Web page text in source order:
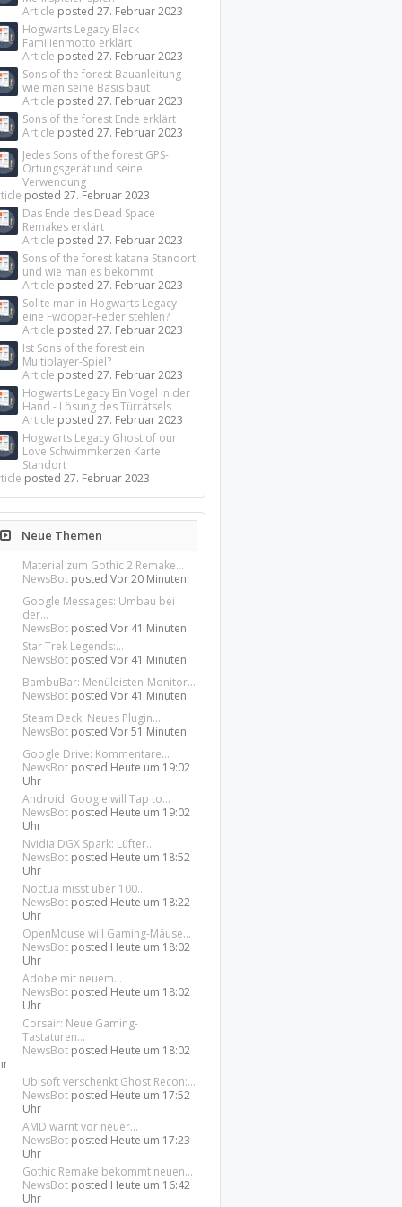
Article posted27. Februar 2023
Hogwarts Legacy Black
Familienmotto erklärt
Article posted27. Februar 2023
Sons of the forest Bauanleitung -
wie man seine Basis baut
Article posted27. Februar 2023
Sons of the forest Ende erklärt
Article posted27. Februar 2023
Jedes Sons of the forest GPS-
Ortungsgerät und seine
Verwendung
posted27. Februar 2023
Das Ende des Dead Space
Remakes erklärt
Article posted27. Februar 2023
Sons of the forest katana Standort
und wie man es bekommt
Article posted27. Februar 2023
Sollte man in Hogwarts Legacy
eine Fwooper-Feder stehlen?
Article posted27. Februar 2023
Ist Sons of the forest ein
Multiplayer-Spiel?
Article posted27. Februar 2023
Hogwarts Legacy Ein Vogel in der
Hand - Lösung des Türrätsels
Article posted27. Februar 2023
Hogwarts Legacy Ghost of our
Love Schwimmkerzen Karte
Standort
posted27. Februar 2023
Neue Themen
Material zum Gothic 2 Remake...
NewsBot postedVor 20 Minuten
Google Messages: Umbau bei
der...
NewsBot postedVor 41 Minuten
Star Trek Legends:...
NewsBot postedVor 41 Minuten
BambuBar: Menüleisten-Monitor...
NewsBot postedVor 41 Minuten
Steam Deck: Neues Plugin...
NewsBot postedVor 51 Minuten
Google Drive: Kommentare...
NewsBot posted Heute um 19:02
Uhr
Android: Google will Tap to...
NewsBot posted Heute um 19:02
Uhr
Nvidia DGX Spark: Lüfter...
NewsBot posted Heute um 18:52
Uhr
Noctua misst über 100...
NewsBot posted Heute um 18:22
Uhr
OpenMouse will Gaming-Mäuse...
NewsBot posted Heute um 18:02
Uhr
Adobe mit neuem...
NewsBot posted Heute um 18:02
Uhr
Corsair: Neue Gaming-
Tastaturen...
NewsBot posted Heute um 18:02
Ubisoft verschenkt Ghost Recon:...
NewsBot posted Heute um 17:52
Uhr
AMD warnt vor neuer...
NewsBot posted Heute um 17:23
Uhr
Gothic Remake bekommt neuen...
NewsBot posted Heute um 16:42
Uhr